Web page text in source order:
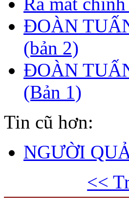
ĐOÀN
(bản 2)
ĐOÀN
(Bản 1)
Tin cũ hơn:
NGƯỜI
<<